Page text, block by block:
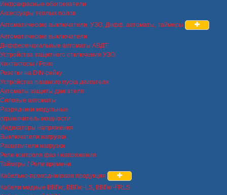
Инфракрасные обогреватели
Аксессуары теплых полов
Автоматические выключатели, УЗО, Дифф. автоматы, таймеры
Автоматические выключатели
Дифференциальные автоматы АВДТ
Устройства защитного отключения УЗО
Контакторы / Реле
Розетки на DIN-рейку
Устройства плавного пуска двигателя
Автоматы защиты двигателя
Силовые автоматы
Разрядники модульные
ограничитель мощности
Индикаторы напряжения
Выключатели нагрузки
Расцепители нагрузки
Реле контроля фаз / напряжения
Таймеры / Реле времени
Кабельно-проводниковая продукция
Кабели медные ВВГнг, ВВГнг-LS, ВВГнг-FRLS